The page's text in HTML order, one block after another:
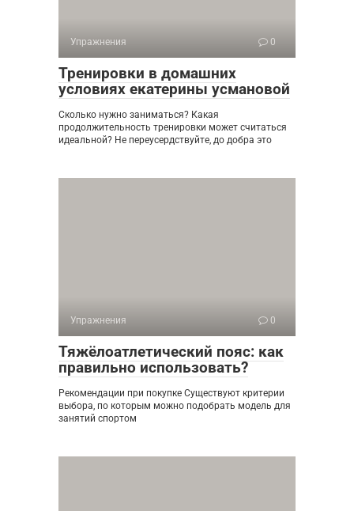
Упражнения 0
Тренировки в домашних
условиях екатерины усмановой
Сколько нужно заниматься? Какая
продолжительность тренировки может считаться
идеальной? Не переусердствуйте, до добра это
Упражнения 0
Тяжёлоатлетический пояс: как
правильно использовать?
Рекомендации при покупке Существуют критерии
выбора, по которым можно подобрать модель для
занятий спортом